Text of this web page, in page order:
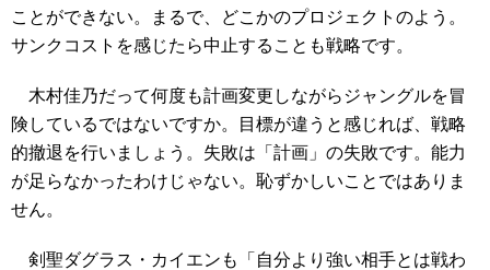
ことができない。まるで、どこかのプロジェクトのよう。
サンクコストを感じたら中止することも戦略です。
木村佳乃だって何度も計画変更しながらジャングルを冒
険しているではないですか。目標が違うと感じれば、戦略
的撤退を行いましょう。失敗は「計画」の失敗です。能力
が足らなかったわけじゃない。恥ずかしいことではありま
せん。
剣聖ダグラス・カイエンも「自分より強い相手とは戦わ